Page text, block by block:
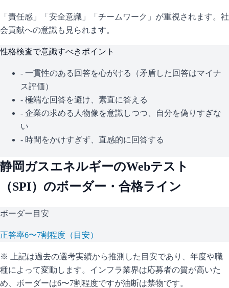
「責任感」「安全意識」「チームワーク」が重視されます。社
会貢献への意識も見られます。
性格検査で意識すべきポイント
- 一貫性のある回答を心がける（矛盾した回答はマイナ
ス評価）
- 極端な回答を避け、素直に答える
- 企業の求める人物像を意識しつつ、自分を偽りすぎな
い
- 時間をかけすぎず、直感的に回答する
静岡ガスエネルギーのWebテスト
（SPI）のボーダー・合格ライン
ボーダー目安
正答率6〜7割程度（目安）
※ 上記は過去の選考実績から推測した目安であり、年度や職
種によって変動します。 インフラ業界は応募者の質が高いた
め、ボーダーは6〜7割程度ですが油断は禁物です。